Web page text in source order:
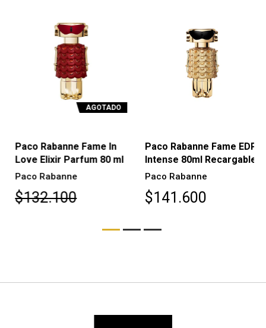
AGOTADO
Paco Rabanne Fame In
Love Elixir Parfum 80 ml
Paco Rabanne
$132.100
Paco Rabanne Fame EDP
Intense 80ml Recargable
Paco Rabanne
$141.600